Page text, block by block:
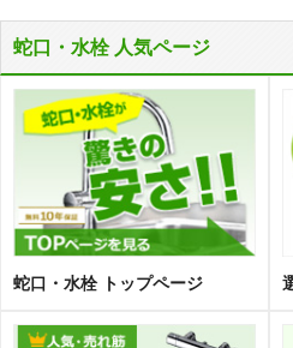
蛇口・水栓 人気ページ
蛇口・水栓 トップページ